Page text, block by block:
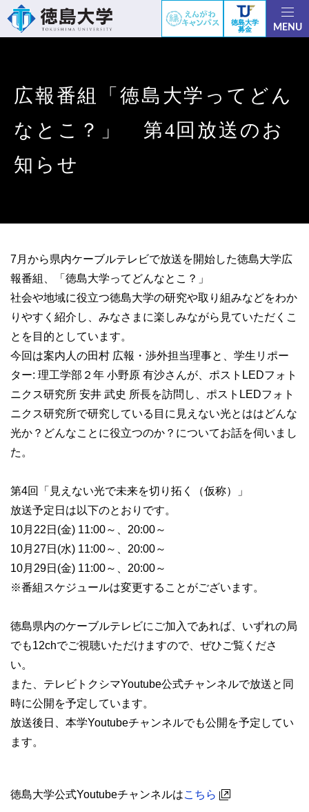
徳島大学
募金
MENU
広報番組「徳島大学ってどん
なとこ？」 第4回放送のお
知らせ
7月から県内ケーブルテレビで放送を開始した徳島大学広
報番組、「徳島大学ってどんなとこ？」
社会や地域に役立つ徳島大学の研究や取り組みなどをわか
りやすく紹介し、みなさまに楽しみながら見ていただくこ
とを目的としています。
今回は案内人の田村 広報・渉外担当理事と、学生リポー
ター: 理工学部２年 小野原 有沙さんが、ポストLEDフォト
ニクス研究所 安井 武史 所長を訪問し、ポストLEDフォト
ニクス研究所で研究している目に見えない光とははどんな
光か？どんなことに役立つのか？についてお話を伺いまし
た。
第4回「見えない光で未来を切り拓く（仮称）」
放送予定日は以下のとおりです。
10月22日(金) 11:00～、20:00～
10月27日(水) 11:00～、20:00～
10月29日(金) 11:00～、20:00～
※番組スケジュールは変更することがございます。
徳島県内のケーブルテレビにご加入であれば、いずれの局
でも12chでご視聴いただけますので、ぜひご覧くださ
い。
また、テレビトクシマYoutube公式チャンネルで放送と同
時に公開を予定しています。
放送後日、本学Youtubeチャンネルでも公開を予定してい
ます。
徳島大学公式Youtubeチャンネルはこちら